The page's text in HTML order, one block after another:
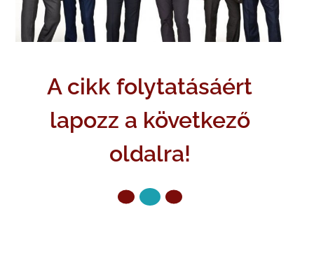
A cikk folytatásáért
lapozz a következő
oldalra!